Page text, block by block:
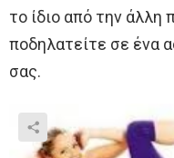
το ίδιο από την άλλη
ποδηλατείτε σε ένα
σας.